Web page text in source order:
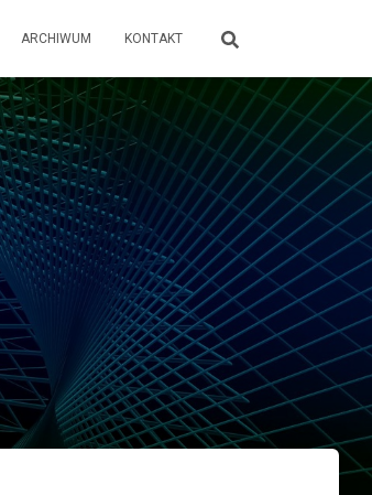
ARCHIWUM KONTAKT